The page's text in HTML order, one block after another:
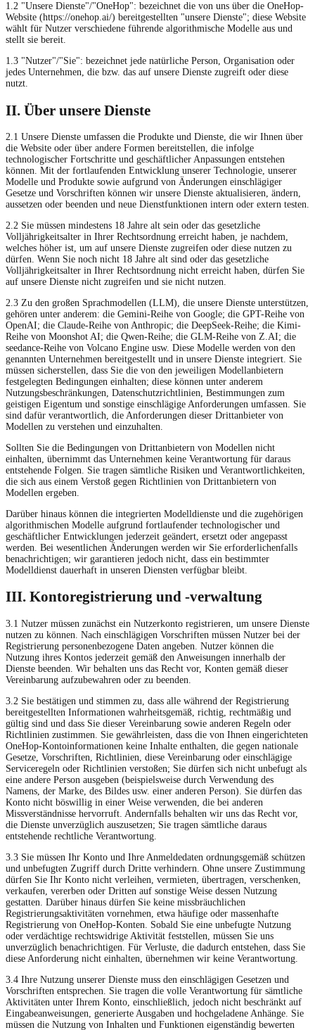
1.2 "Unsere Dienste"/"OneHop": bezeichnet die von uns über die OneHop-
Website (https://onehop.ai/) bereitgestellten "unsere Dienste"; diese Website
wählt für Nutzer verschiedene führende algorithmische Modelle aus und
stellt sie bereit.
1.3 "Nutzer"/"Sie": bezeichnet jede natürliche Person, Organisation oder
jedes Unternehmen, die bzw. das auf unsere Dienste zugreift oder diese
nutzt.
II. Über unsere Dienste
2.1 Unsere Dienste umfassen die Produkte und Dienste, die wir Ihnen über
die Website oder über andere Formen bereitstellen, die infolge
technologischer Fortschritte und geschäftlicher Anpassungen entstehen
können. Mit der fortlaufenden Entwicklung unserer Technologie, unserer
Modelle und Produkte sowie aufgrund von Änderungen einschlägiger
Gesetze und Vorschriften können wir unsere Dienste aktualisieren, ändern,
aussetzen oder beenden und neue Dienstfunktionen intern oder extern testen.
2.2 Sie müssen mindestens 18 Jahre alt sein oder das gesetzliche
Volljährigkeitsalter in Ihrer Rechtsordnung erreicht haben, je nachdem,
welches höher ist, um auf unsere Dienste zugreifen oder diese nutzen zu
dürfen. Wenn Sie noch nicht 18 Jahre alt sind oder das gesetzliche
Volljährigkeitsalter in Ihrer Rechtsordnung nicht erreicht haben, dürfen Sie
auf unsere Dienste nicht zugreifen und sie nicht nutzen.
2.3 Zu den großen Sprachmodellen (LLM), die unsere Dienste unterstützen,
gehören unter anderem: die Gemini-Reihe von Google; die GPT-Reihe von
OpenAI; die Claude-Reihe von Anthropic; die DeepSeek-Reihe; die Kimi-
Reihe von Moonshot AI; die Qwen-Reihe; die GLM-Reihe von Z.AI; die
seedance-Reihe von Volcano Engine usw. Diese Modelle werden von den
genannten Unternehmen bereitgestellt und in unsere Dienste integriert. Sie
müssen sicherstellen, dass Sie die von den jeweiligen Modellanbietern
festgelegten Bedingungen einhalten; diese können unter anderem
Nutzungsbeschränkungen, Datenschutzrichtlinien, Bestimmungen zum
geistigen Eigentum und sonstige einschlägige Anforderungen umfassen. Sie
sind dafür verantwortlich, die Anforderungen dieser Drittanbieter von
Modellen zu verstehen und einzuhalten.
Sollten Sie die Bedingungen von Drittanbietern von Modellen nicht
einhalten, übernimmt das Unternehmen keine Verantwortung für daraus
entstehende Folgen. Sie tragen sämtliche Risiken und Verantwortlichkeiten,
die sich aus einem Verstoß gegen Richtlinien von Drittanbietern von
Modellen ergeben.
Darüber hinaus können die integrierten Modelldienste und die zugehörigen
algorithmischen Modelle aufgrund fortlaufender technologischer und
geschäftlicher Entwicklungen jederzeit geändert, ersetzt oder angepasst
werden. Bei wesentlichen Änderungen werden wir Sie erforderlichenfalls
benachrichtigen; wir garantieren jedoch nicht, dass ein bestimmter
Modelldienst dauerhaft in unseren Diensten verfügbar bleibt.
III. Kontoregistrierung und -verwaltung
3.1 Nutzer müssen zunächst ein Nutzerkonto registrieren, um unsere Dienste
nutzen zu können. Nach einschlägigen Vorschriften müssen Nutzer bei der
Registrierung personenbezogene Daten angeben. Nutzer können die
Nutzung ihres Kontos jederzeit gemäß den Anweisungen innerhalb der
Dienste beenden. Wir behalten uns das Recht vor, Konten gemäß dieser
Vereinbarung aufzubewahren oder zu beenden.
3.2 Sie bestätigen und stimmen zu, dass alle während der Registrierung
bereitgestellten Informationen wahrheitsgemäß, richtig, rechtmäßig und
gültig sind und dass Sie dieser Vereinbarung sowie anderen Regeln oder
Richtlinien zustimmen. Sie gewährleisten, dass die von Ihnen eingerichteten
OneHop-Kontoinformationen keine Inhalte enthalten, die gegen nationale
Gesetze, Vorschriften, Richtlinien, diese Vereinbarung oder einschlägige
Serviceregeln oder Richtlinien verstoßen; Sie dürfen sich nicht unbefugt als
eine andere Person ausgeben (beispielsweise durch Verwendung des
Namens, der Marke, des Bildes usw. einer anderen Person). Sie dürfen das
Konto nicht böswillig in einer Weise verwenden, die bei anderen
Missverständnisse hervorruft. Andernfalls behalten wir uns das Recht vor,
die Dienste unverzüglich auszusetzen; Sie tragen sämtliche daraus
entstehende rechtliche Verantwortung.
3.3 Sie müssen Ihr Konto und Ihre Anmeldedaten ordnungsgemäß schützen
und unbefugten Zugriff durch Dritte verhindern. Ohne unsere Zustimmung
dürfen Sie Ihr Konto nicht verleihen, vermieten, übertragen, verschenken,
verkaufen, vererben oder Dritten auf sonstige Weise dessen Nutzung
gestatten. Darüber hinaus dürfen Sie keine missbräuchlichen
Registrierungsaktivitäten vornehmen, etwa häufige oder massenhafte
Registrierung von OneHop-Konten. Sobald Sie eine unbefugte Nutzung
oder verdächtige rechtswidrige Aktivität feststellen, müssen Sie uns
unverzüglich benachrichtigen. Für Verluste, die dadurch entstehen, dass Sie
diese Anforderung nicht einhalten, übernehmen wir keine Verantwortung.
3.4 Ihre Nutzung unserer Dienste muss den einschlägigen Gesetzen und
Vorschriften entsprechen. Sie tragen die volle Verantwortung für sämtliche
Aktivitäten unter Ihrem Konto, einschließlich, jedoch nicht beschränkt auf
Eingabeanweisungen, generierte Ausgaben und hochgeladene Anhänge. Sie
müssen die Nutzung von Inhalten und Funktionen eigenständig bewerten